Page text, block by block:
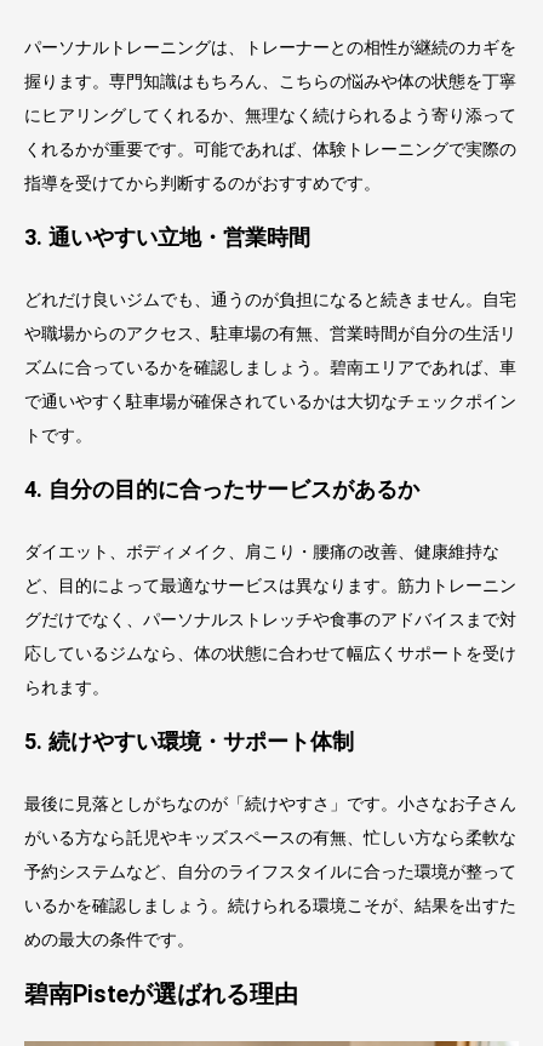
パーソナルトレーニングは、トレーナーとの相性が継続のカギを
握ります。専門知識はもちろん、こちらの悩みや体の状態を丁寧
にヒアリングしてくれるか、無理なく続けられるよう寄り添って
くれるかが重要です。可能であれば、体験トレーニングで実際の
指導を受けてから判断するのがおすすめです。
3. 通いやすい立地・営業時間
どれだけ良いジムでも、通うのが負担になると続きません。自宅
や職場からのアクセス、駐車場の有無、営業時間が自分の生活リ
ズムに合っているかを確認しましょう。碧南エリアであれば、車
で通いやすく駐車場が確保されているかは大切なチェックポイン
トです。
4. 自分の目的に合ったサービスがあるか
ダイエット、ボディメイク、肩こり・腰痛の改善、健康維持な
ど、目的によって最適なサービスは異なります。筋力トレーニン
グだけでなく、パーソナルストレッチや食事のアドバイスまで対
応しているジムなら、体の状態に合わせて幅広くサポートを受け
られます。
5. 続けやすい環境・サポート体制
最後に見落としがちなのが「続けやすさ」です。小さなお子さん
がいる方なら託児やキッズスペースの有無、忙しい方なら柔軟な
予約システムなど、自分のライフスタイルに合った環境が整って
いるかを確認しましょう。続けられる環境こそが、結果を出すた
めの最大の条件です。
碧南Pisteが選ばれる理由